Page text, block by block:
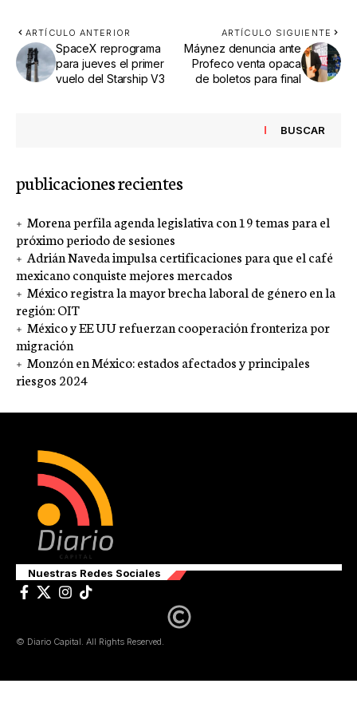
ARTÍCULO ANTERIOR
SpaceX reprograma
para jueves el primer
vuelo del Starship V3
ARTÍCULO SIGUIENTE
Máynez denuncia ante
Profeco venta opaca
de boletos para final
BUSCAR
publicaciones recientes
Morena perfila agenda legislativa con 19 temas para el
próximo periodo de sesiones
Adrián Naveda impulsa certificaciones para que el café
mexicano conquiste mejores mercados
México registra la mayor brecha laboral de género en la
región: OIT
México y EE UU refuerzan cooperación fronteriza por
migración
Monzón en México: estados afectados y principales
riesgos 2024
Nuestras Redes Sociales
© Diario Capital. All Rights Reserved.